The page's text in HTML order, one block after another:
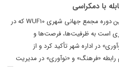
با دمکراسی
شهردار تهران در نخستین روز از دهمین دوره مجمع جهانی شهری WUF10 که در
است به ظرفیت‌ها، فرصت‌ها و
در اداره شهر تأکید کرد و از
رابطه «فرهنگ» و «نوآوری» در مدیریت